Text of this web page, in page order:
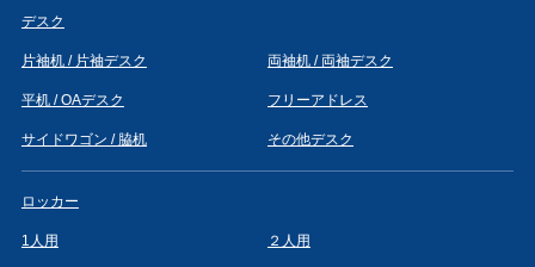
デスク
片袖机 / 片袖デスク 両袖机 / 両袖デスク
平机 / OAデスク フリーアドレス
サイドワゴン / 脇机 その他デスク
ロッカー
1人用 ２人用